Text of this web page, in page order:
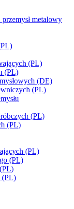
metalowy
(PL)
(PL)
(DE)
(PL)
(PL)
(PL)
(PL)
(PL)
(PL)